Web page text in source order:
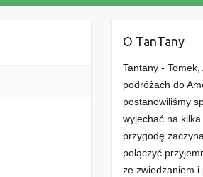
O TanTany
Tantany -
podróżach do
postanowiliśmy
wyjechać na
przygodę
połączyć
ze zwiedzaniem i